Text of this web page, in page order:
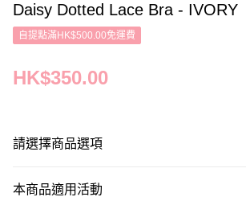
Daisy Dotted Lace Bra - IVORY
自提點滿HK$500.00免運費
HK$350.00
請選擇商品選項
本商品適用活動